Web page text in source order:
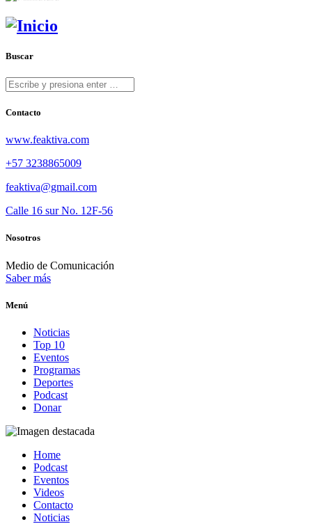
Buscar
Contacto
www.feaktiva.com
+57 3238865009
feaktiva@gmail.com
Calle 16 sur No. 12F-56
Nosotros
Medio de Comunicación
Saber más
Menú
Noticias
Top 10
Eventos
Programas
Deportes
Podcast
Donar
Home
Podcast
Eventos
Videos
Contacto
Noticias